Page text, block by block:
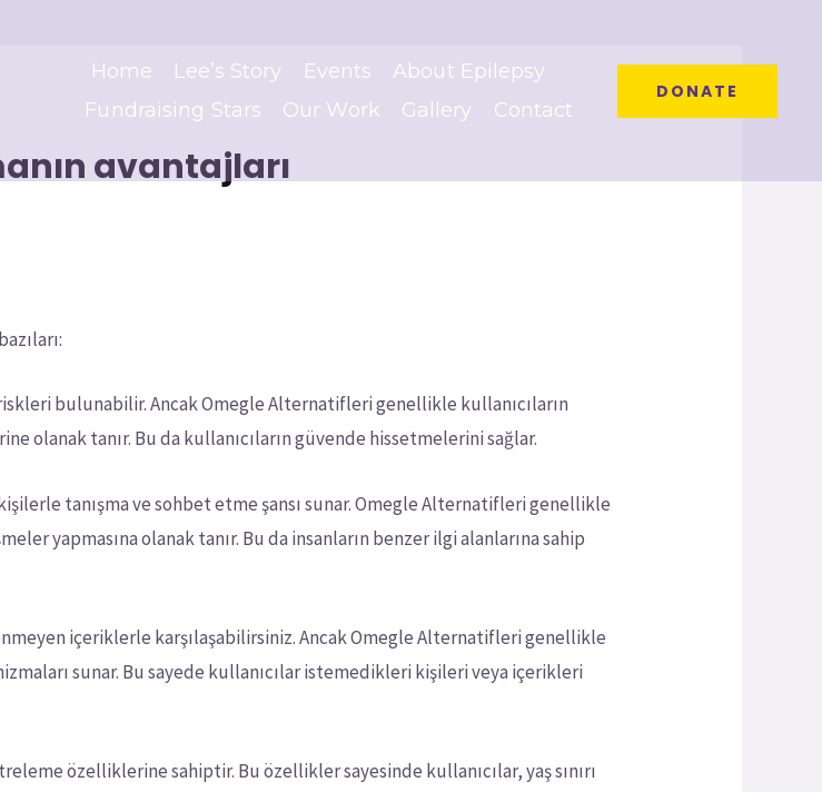
Home Lee’s Story Events
About Epilepsy
Fundraising Stars
Our Work Gallery Contact
DONATE
avantajları
bulunabilir. Ancak Omegle Alternatifleri genellikle kullanıcıların
olanak tanır. Bu da kullanıcıların güvende hissetmelerini sağlar.
tanışma ve sohbet etme şansı sunar. Omegle Alternatifleri genellikle
yapmasına olanak tanır. Bu da insanların benzer ilgi alanlarına sahip
içeriklerle karşılaşabilirsiniz. Ancak Omegle Alternatifleri genellikle
sunar. Bu sayede kullanıcılar istemedikleri kişileri veya içerikleri
özelliklerine sahiptir. Bu özellikler sayesinde kullanıcılar, yaş sınırı